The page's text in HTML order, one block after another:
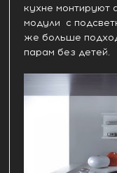
кухне монтируют
модули с
же больше
парам без детей.